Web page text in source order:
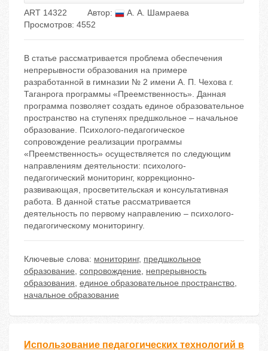
ART 14322 Автор:
А. А. Шамраева
Просмотров: 4552
В статье рассматривается проблема обеспечения
непрерывности образования на примере
разработанной в гимназии № 2 имени А. П. Чехова г.
Таганрога программы «Преемственность». Данная
программа позволяет создать единое образовательное
пространство на ступенях предшкольное – начальное
образование. Психолого-педагогическое
сопровождение реализации программы
«Преемственность» осуществляется по следующим
направлениям деятельности: психолого-
педагогический мониторинг, коррекционно-
развивающая, просветительская и консультативная
работа. В данной статье рассматривается
деятельность по первому направлению – психолого-
педагогическому мониторингу.
Ключевые слова: мониторинг, предшкольное
образование, сопровождение, непрерывность
образования, единое образовательное пространство,
начальное образование
Использование педагогических технологий в